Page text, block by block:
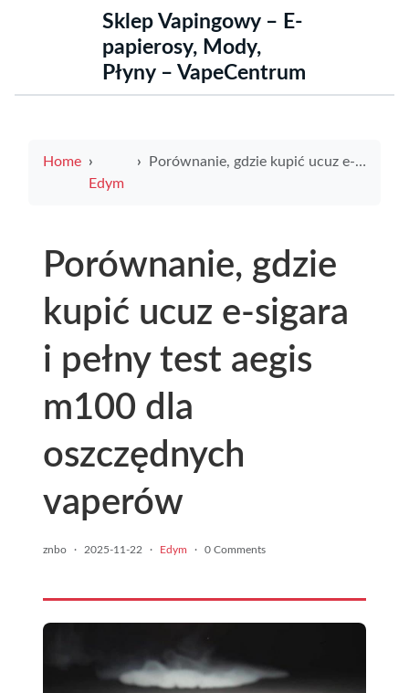
Sklep Vapingowy – E-
papierosy, Mody,
Płyny – VapeCentrum
Home
Edym
Porównanie, gdzie kupić ucuz e-sigara i pełny test aegis m100 dla oszczędnych vaperów
Porównanie, gdzie
kupić ucuz e-sigara
i pełny test aegis
m100 dla
oszczędnych
vaperów
znbo · 2025-11-22 · Edym · 0 Comments